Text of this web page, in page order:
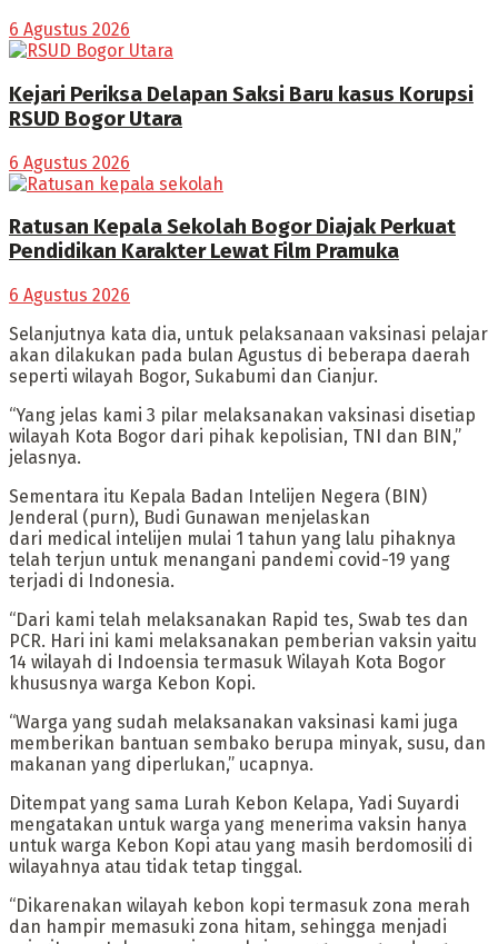
6 Agustus 2026
Kejari Periksa Delapan Saksi Baru kasus Korupsi
RSUD Bogor Utara
6 Agustus 2026
Ratusan Kepala Sekolah Bogor Diajak Perkuat
Pendidikan Karakter Lewat Film Pramuka
6 Agustus 2026
Selanjutnya kata dia, untuk pelaksanaan vaksinasi pelajar
akan dilakukan pada bulan Agustus di beberapa daerah
seperti wilayah Bogor, Sukabumi dan Cianjur.
“Yang jelas kami 3 pilar melaksanakan vaksinasi disetiap
wilayah Kota Bogor dari pihak kepolisian, TNI dan BIN,”
jelasnya.
Sementara itu Kepala Badan Intelijen Negera (BIN)
Jenderal (purn), Budi Gunawan menjelaskan
dari medical intelijen mulai 1 tahun yang lalu pihaknya
telah terjun untuk menangani pandemi covid-19 yang
terjadi di Indonesia.
“Dari kami telah melaksanakan Rapid tes, Swab tes dan
PCR. Hari ini kami melaksanakan pemberian vaksin yaitu
14 wilayah di Indoensia termasuk Wilayah Kota Bogor
khususnya warga Kebon Kopi.
“Warga yang sudah melaksanakan vaksinasi kami juga
memberikan bantuan sembako berupa minyak, susu, dan
makanan yang diperlukan,” ucapnya.
Ditempat yang sama Lurah Kebon Kelapa, Yadi Suyardi
mengatakan untuk warga yang menerima vaksin hanya
untuk warga Kebon Kopi atau yang masih berdomosili di
wilayahnya atau tidak tetap tinggal.
“Dikarenakan wilayah kebon kopi termasuk zona merah
dan hampir memasuki zona hitam, sehingga menjadi